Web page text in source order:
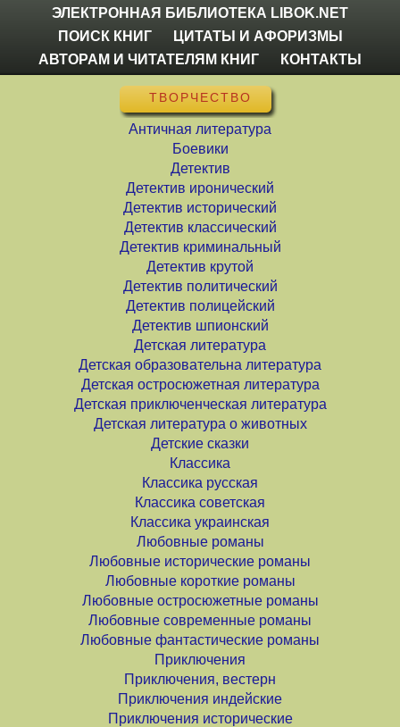
ЭЛЕКТРОННАЯ БИБЛИОТЕКА LIBOK.NET
ПОИСК КНИГ
ЦИТАТЫ И АФОРИЗМЫ
АВТОРАМ И ЧИТАТЕЛЯМ КНИГ
КОНТАКТЫ
ТВОРЧЕСТВО
Античная литература
Боевики
Детектив
Детектив иронический
Детектив исторический
Детектив классический
Детектив криминальный
Детектив крутой
Детектив политический
Детектив полицейский
Детектив шпионский
Детская литература
Детская образовательна литература
Детская остросюжетная литература
Детская приключенческая литература
Детская литература о животных
Детские сказки
Классика
Классика русская
Классика советская
Классика украинская
Любовные романы
Любовные исторические романы
Любовные короткие романы
Любовные остросюжетные романы
Любовные современные романы
Любовные фантастические романы
Приключения
Приключения, вестерн
Приключения индейские
Приключения исторические